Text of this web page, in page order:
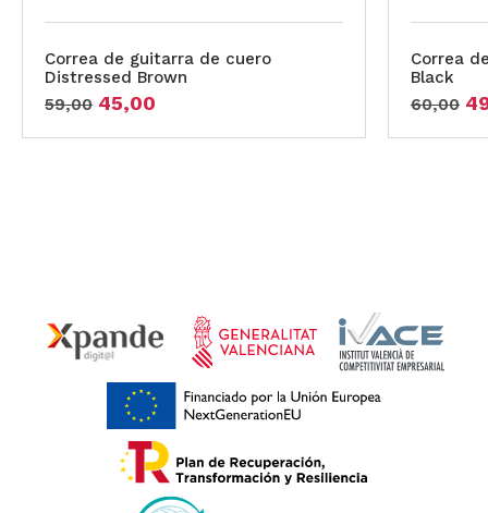
Correa de guitarra de cuero
Distressed Brown
59,00 45,00
Correa
Black
60,00